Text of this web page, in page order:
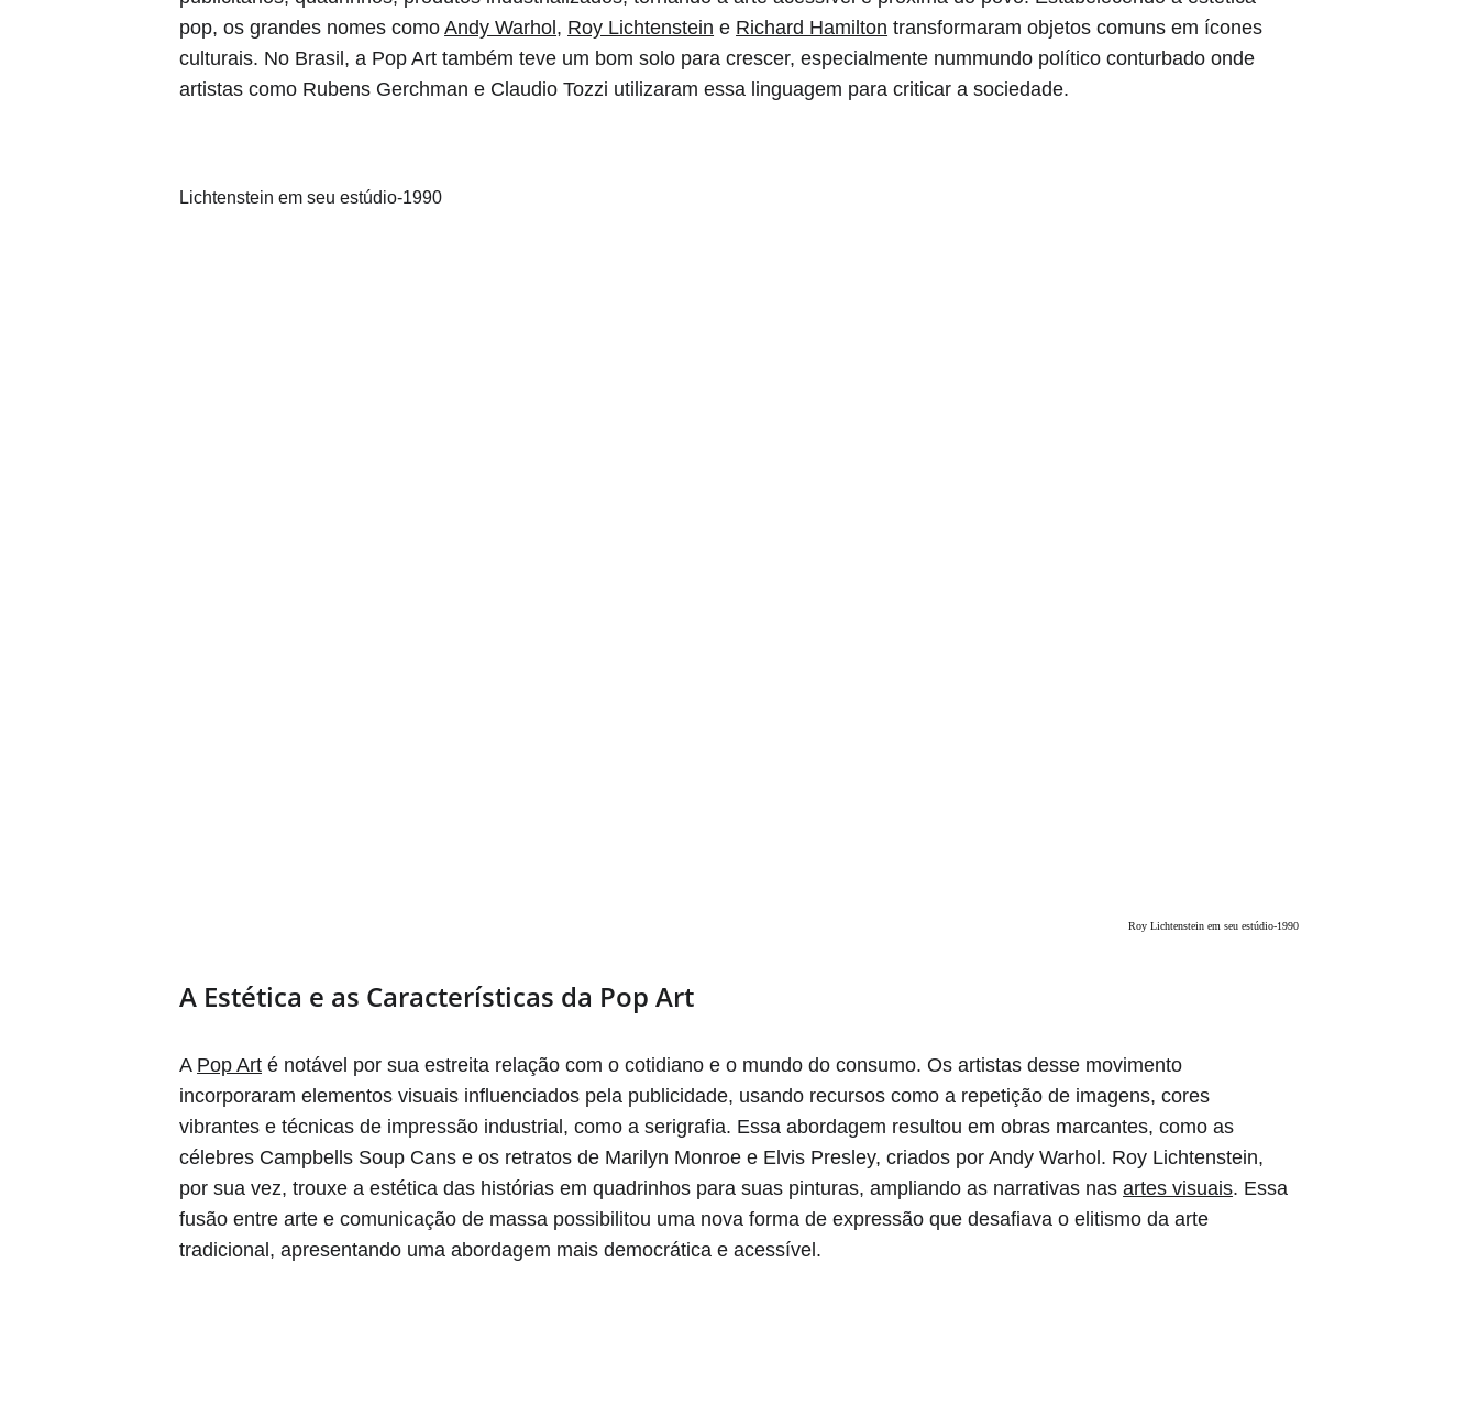
pop, os grandes nomes como Andy Warhol , Roy Lichtenstein e Richard Hamilton transformaram objetos comuns em ícones
culturais. No Brasil, a Pop Art também teve um bom solo para crescer, especialmente nummundo político conturbado onde
artistas como Rubens Gerchman e Claudio Tozzi utilizaram essa linguagem para criticar a sociedade.
A Estética e as Características da Pop Art
A Pop Art é notável por sua estreita relação com o cotidiano e o mundo do consumo. Os artistas desse movimento
incorporaram elementos visuais influenciados pela publicidade, usando recursos como a repetição de imagens, cores
vibrantes e técnicas de impressão industrial, como a serigrafia. Essa abordagem resultou em obras marcantes, como as
célebres Campbells Soup Cans e os retratos de Marilyn Monroe e Elvis Presley, criados por Andy Warhol. Roy Lichtenstein,
por sua vez, trouxe a estética das histórias em quadrinhos para suas pinturas, ampliando as narrativas nas artes visuais. Essa
fusão entre arte e comunicação de massa possibilitou uma nova forma de expressão que desafiava o elitismo da arte
tradicional, apresentando uma abordagem mais democrática e acessível.
Roy Lichtenstein em seu estúdio-1990